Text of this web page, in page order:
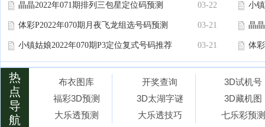
晶晶2022年071期排列三包星定位码预测 03-22 小
体彩P2022年070期月夜飞龙组选号码预测 03-21 晶
小镇姑娘2022年070期P3定位复式号码推荐 03-21 体
热
点
导
航
布衣图库 开奖查询
3D试机号
福彩3D预测
3D太湖字谜
3D藏机图
大乐透预测
大乐透技巧 七乐彩预测